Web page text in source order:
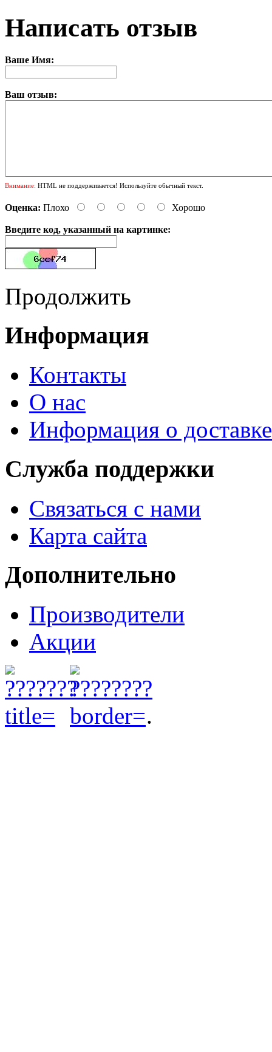
Написать отзыв
Ваше Имя:
Ваш отзыв:
Внимание: HTML не поддерживается! Используйте обычный текст.
Оценка: Плохо Хорошо
Введите код, указанный на картинке:
Продолжить
Информация
Контакты
О нас
Информация о доставке
Служба поддержки
Связаться с нами
Карта сайта
Дополнительно
Производители
Акции
.